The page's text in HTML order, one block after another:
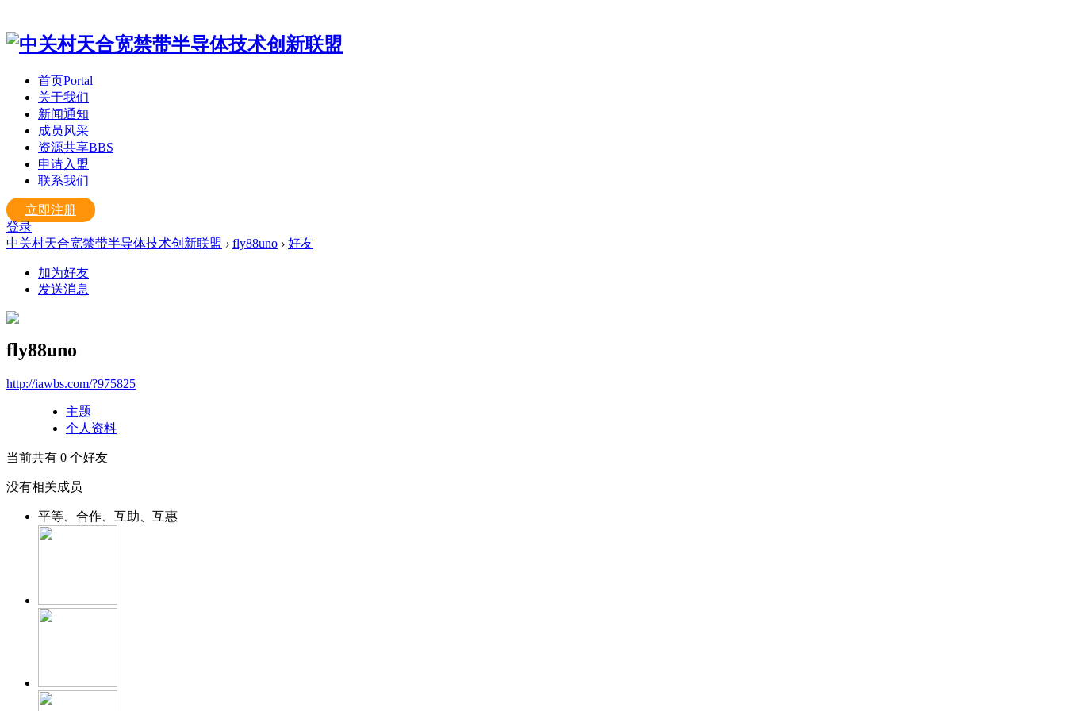
首页Portal
关于我们
新闻通知
成员风采
资源共享BBS
申请入盟
联系我们
立即注册
登录
中关村天合宽禁带半导体技术创新联盟 › fly88uno › 好友
加为好友
发送消息
fly88uno
http://iawbs.com/?975825
主题
个人资料
当前共有 0 个好友
没有相关成员
平等、合作、互助、互惠